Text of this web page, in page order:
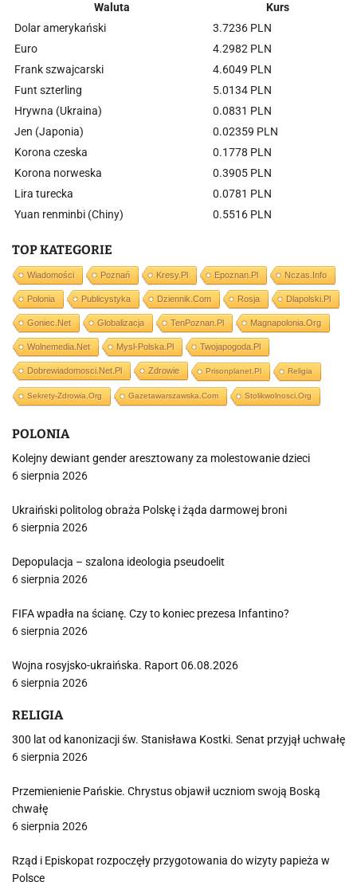
Waluta
Kurs
Dolar amerykański
3.7236 PLN
Euro
4.2982 PLN
Frank szwajcarski
4.6049 PLN
Funt szterling
5.0134 PLN
Hrywna (Ukraina)
0.0831 PLN
Jen (Japonia)
0.02359 PLN
Korona czeska
0.1778 PLN
Korona norweska
0.3905 PLN
Lira turecka
0.0781 PLN
Yuan renminbi (Chiny)
0.5516 PLN
TOP KATEGORIE
Wiadomości Poznań Kresy.pl Epoznan.pl Nczas.info
Polonia Publicystyka Dziennik.com Rosja Dlapolski.pl
Goniec.net Globalizacja TenPoznan.pl Magnapolonia.org
Wolnemedia.net Mysl-Polska.pl Twojapogoda.pl
Dobrewiadomosci.net.pl Zdrowie Prisonplanet.pl Religia
Sekrety-Zdrowia.org Gazetawarszawska.com Stolikwolnosci.org
POLONIA
Kolejny dewiant gender aresztowany za molestowanie dzieci
6 sierpnia 2026
Ukraiński politolog obraża Polskę i żąda darmowej broni
6 sierpnia 2026
Depopulacja – szalona ideologia pseudoelit
6 sierpnia 2026
FIFA wpadła na ścianę. Czy to koniec prezesa Infantino?
6 sierpnia 2026
Wojna rosyjsko-ukraińska. Raport 06.08.2026
6 sierpnia 2026
RELIGIA
300 lat od kanonizacji św. Stanisława Kostki. Senat przyjął uchwałę
6 sierpnia 2026
Przemienienie Pańskie. Chrystus objawił uczniom swoją Boską
chwałę
6 sierpnia 2026
Rząd i Episkopat rozpoczęły przygotowania do wizyty papieża w
Polsce